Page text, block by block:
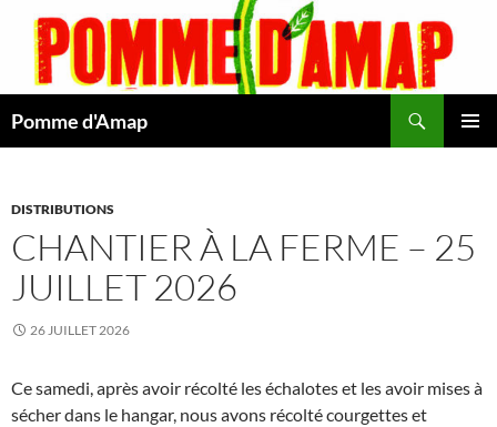
contenu
Pomme d'Amap
DISTRIBUTIONS
CHANTIER À LA FERME – 25
JUILLET 2026
26 JUILLET 2026
Ce samedi, après avoir récolté les échalotes et les avoir mises à
sécher dans le hangar, nous avons récolté courgettes et